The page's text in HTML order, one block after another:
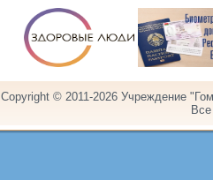
Copyright © 2011-2026 Учреждение